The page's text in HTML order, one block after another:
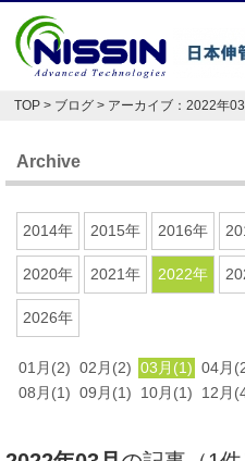
日本伸
お悩み
企
TOP > ブログ > アーカイブ：2022年03
Archive
2014年 2015年 2016年
2020年 2021年 2022年
2026年
01月(2) 02月(2) 03月(1) 04月
08月(1) 09月(1) 10月(1) 12月